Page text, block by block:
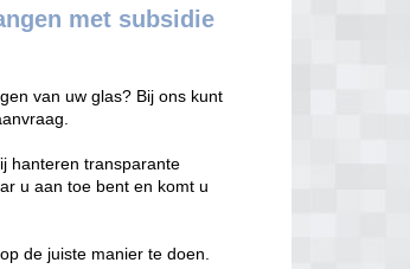
met subsidie
van uw glas? Bij ons kunt
hanteren transparante
u aan toe bent en komt u
de juiste manier te doen.